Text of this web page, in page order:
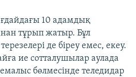
10 адамдық
тұрып жатыр. Бұл
де біреу емес, екеу.
ие сотталушылар аулада
бөлмесінде теледидар